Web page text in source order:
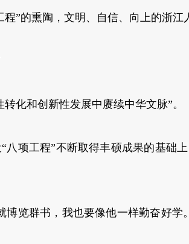
的熏陶，文明、自信、向上的浙江
和创新性发展中赓续中华文脉”。
项工程”不断取得丰硕成果的基础
览群书，我也要像他一样勤奋好学